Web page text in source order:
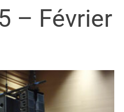
– Février